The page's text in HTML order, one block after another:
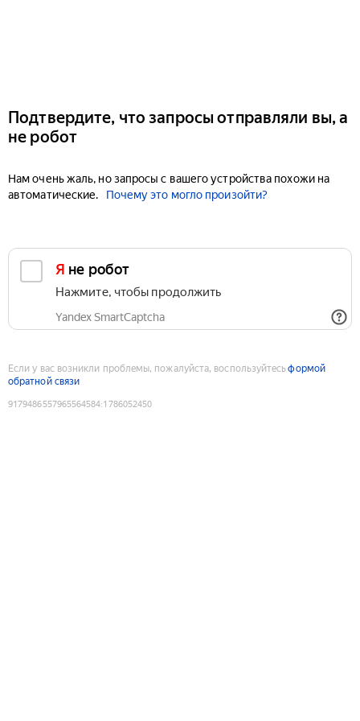
Подтвердите, что запросы отправляли вы, а
не робот
Нам очень жаль, но запросы с вашего устройства похожи на
автоматические.
Почему это могло произойти?
Я не робот
Нажмите, чтобы продолжить
Yandex SmartCaptcha
Если у вас возникли проблемы, пожалуйста, воспользуйтесьформой
обратной связи
9179486557965564584:1786052450